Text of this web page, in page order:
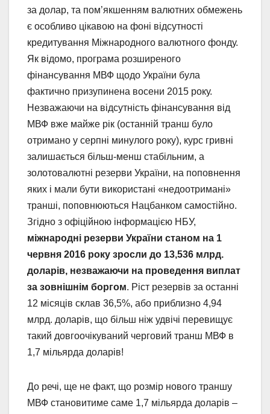
за долар, та пом’якшенням валютних обмежень
є особливо цікавою на фоні відсутності
кредитування Міжнародного валютного фонду.
Як відомо, програма розширеного
фінансування МВФ щодо України була
фактично призупинена восени 2015 року.
Незважаючи на відсутність фінансування від
МВФ вже майже рік (останній транш було
отримано у серпні минулого року), курс гривні
залишається більш-менш стабільним, а
золотовалютні резерви України, на поповнення
яких і мали бути використані «недоотримані»
транші, поповнюються Нацбанком самостійно.
Згідно з офіційною інформацією НБУ,
міжнародні резерви України станом на 1
червня 2016 року зросли до 13,536 млрд.
доларів, незважаючи на проведення виплат
за зовнішнім боргом. Ріст резервів за останні
12 місяців склав 36,5%, або приблизно 4,94
млрд. доларів, що більш ніж удвічі перевищує
такий довгоочікуваний черговий транш МВФ в
1,7 мільярда доларів!
До речі, ще не факт, що розмір нового траншу
МВФ становитиме саме 1,7 мільярда доларів –